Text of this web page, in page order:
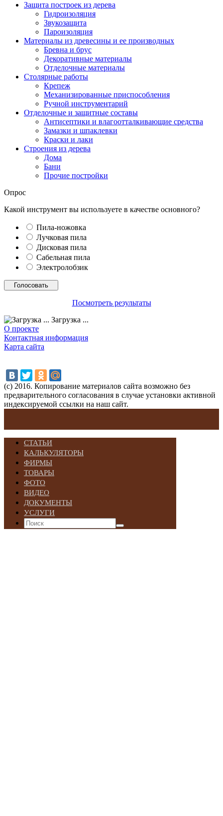
Защита построек из дерева
Гидроизоляция
Звукозащита
Пароизоляция
Материалы из древесины и ее производных
Бревна и брус
Декоративные материалы
Отделочные материалы
Столярные работы
Крепеж
Механизированные приспособления
Ручной инструментарий
Отделочные и защитные составы
Антисептики и влагоотталкивающие средства
Замазки и шпаклевки
Краски и лаки
Строения из дерева
Дома
Бани
Прочие постройки
Опрос
Какой инструмент вы используете в качестве основного?
Пила-ножовка
Лучковая пила
Дисковая пила
Сабельная пила
Электролобзик
Посмотреть результаты
Загрузка ...
О проекте
Контактная информация
Карта сайта
(с) 2016. Копирование материалов сайта возможно без
предварительного согласования в случае установки активной
индексируемой ссылки на наш сайт.
СТАТЬИ
КАЛЬКУЛЯТОРЫ
ФИРМЫ
ТОВАРЫ
ФОТО
ВИДЕО
ДОКУМЕНТЫ
УСЛУГИ